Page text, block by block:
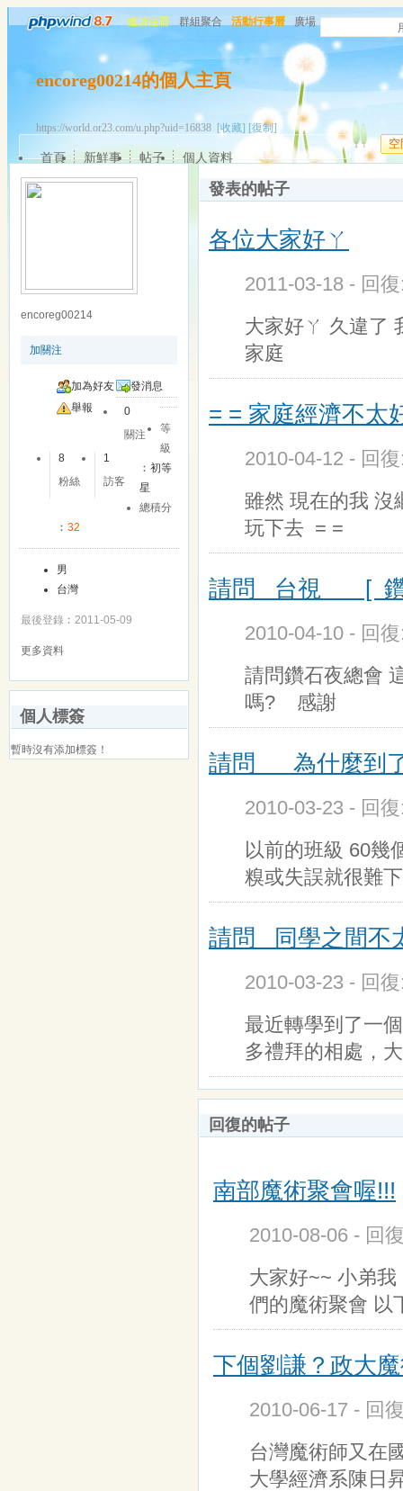
邀請注冊 群組聚合 活動行事曆 廣場
encoreg00214的個人主頁
https://world.or23.com/u.php?uid=16838 [收藏] [復制]
空
首頁 新鮮事 帖子 個人資料
encoreg00214
加關注
加為好友
發消息
舉報
0
關注
8
粉絲
1
訪客
等
級
︰初等
星
總積分
︰ 32
男
台灣
最後登錄︰2011-05-09
更多資料
個人標簽
暫時沒有添加標簽！
發表的帖子
各位大家好ㄚ
2011-03-18 - 回
大家好ㄚ 久違了
家庭
= = 家庭經濟不太
2010-04-12 - 回
雖然 現在的我 沒
玩下去 = =
請問 台視 [ 鑽
2010-04-10 - 回
請問鑽石夜總會
嗎? 感謝
請問 為什麼到了
2010-03-23 - 回
以前的班級 60幾
糗或失誤就很難下
請問 同學之間不
2010-03-23 - 回
最近轉學到了一
多禮拜的相處，
回復的帖子
南部魔術聚會喔!!!
2010-08-06 - 回
大家好~~ 小弟
們的魔術聚會 以
下個劉謙？政大
2010-06-17 - 回
台灣魔術師又在
大學經濟系陳日